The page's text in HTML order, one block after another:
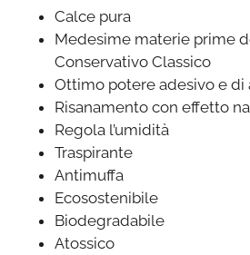
Calce pura
Medesime materie prime
Conservativo Classico
Ottimo potere adesivo e di
Risanamento con effetto
Regola l’umidità
Traspirante
Antimuffa
Ecosostenibile
Biodegradabile
Atossico